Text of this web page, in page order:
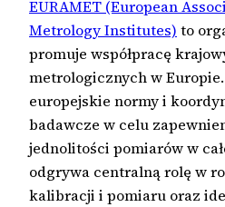
EURAMET (European
Metrology Institutes) to
promuje współpracę
metrologicznych w
europejskie normy i
badawcze w celu
jednolitości pomiarów w
odgrywa centralną rolę w
kalibracji i pomiaru oraz